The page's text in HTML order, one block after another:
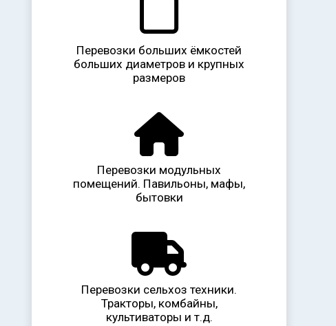
Перевозки больших ёмкостей
больших диаметров и крупных
размеров
Перевозки модульных
помещений. Павильоны, мафы,
бытовки
Перевозки сельхоз техники.
Тракторы, комбайны,
культиваторы и т.д.